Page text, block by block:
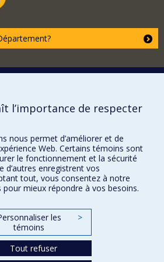
SCIENCES
l’importance de respecter
nous permet d’améliorer et de
Web. Certains témoins sont
le fonctionnement et la sécurité
d’autres enregistrent vos
tout, vous consentez à notre
mieux répondre à vos besoins.
les
témoins
>
Tout refuser